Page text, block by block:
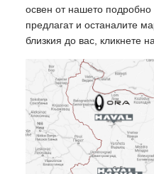
освен от нашето подробно
предлагат и останалите
близкия до вас, кликнете